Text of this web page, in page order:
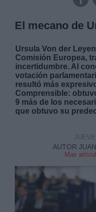
El mecano de
Ursula Von der
Comisión Europea,
incertidumbre. Al
votación
resultó más
Comprensible:
9 más de los
que obtuvo su
AUTOR
Mas
Legitimación:
Destinatarios:
Información adicional